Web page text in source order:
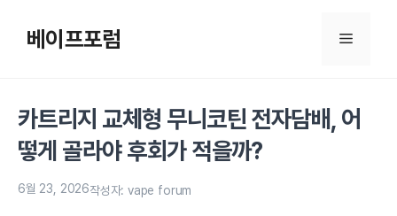
베이프포럼 메
카트리지 교체형 무니코틴 전자담배, 어
떻게 골라야 후회가 적을까?
6월 23, 2026작성자:vape forum